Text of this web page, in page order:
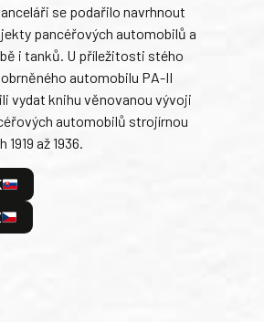
se podařilo navrhnout
pancéřových automobilů a
i tanků. U příležitosti stého
automobilu PA-II
vydat knihu věnovanou vývoji
automobilů strojírnou
až 1936.